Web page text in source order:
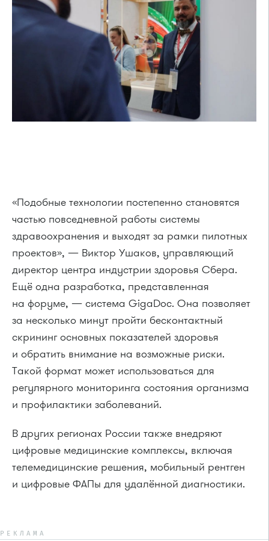
«Подобные технологии постепенно становятся
частью повседневной работы системы
здравоохранения и выходят за рамки пилотных
проектов», — Виктор Ушаков, управляющий
директор центра индустрии здоровья Сбера.
Ещё одна разработка, представленная
на форуме, — система GigaDoc. Она позволяет
за несколько минут пройти бесконтактный
скрининг основных показателей здоровья
и обратить внимание на возможные риски.
Такой формат может использоваться для
регулярного мониторинга состояния организма
и профилактики заболеваний.
В других регионах России также внедряют
цифровые медицинские комплексы, включая
телемедицинские решения, мобильный рентген
и цифровые ФАПы для удалённой диагностики.
РЕКЛАМА